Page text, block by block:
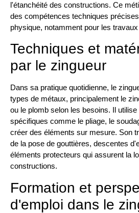
l'étanchéité des constructions. Ce
des compétences techniques
physique, notamment pour les travaux
Techniques et
par le zingueur
Dans sa pratique quotidienne, le
types de métaux, principalement le
ou le plomb selon les besoins. Il
spécifiques comme le pliage, le
créer des éléments sur mesure. Son
de la pose de gouttières, descentes
éléments protecteurs qui assurent la
constructions.
Formation et
d'emploi dans le